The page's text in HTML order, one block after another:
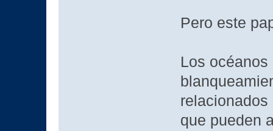
Pero este
Los
que pueden